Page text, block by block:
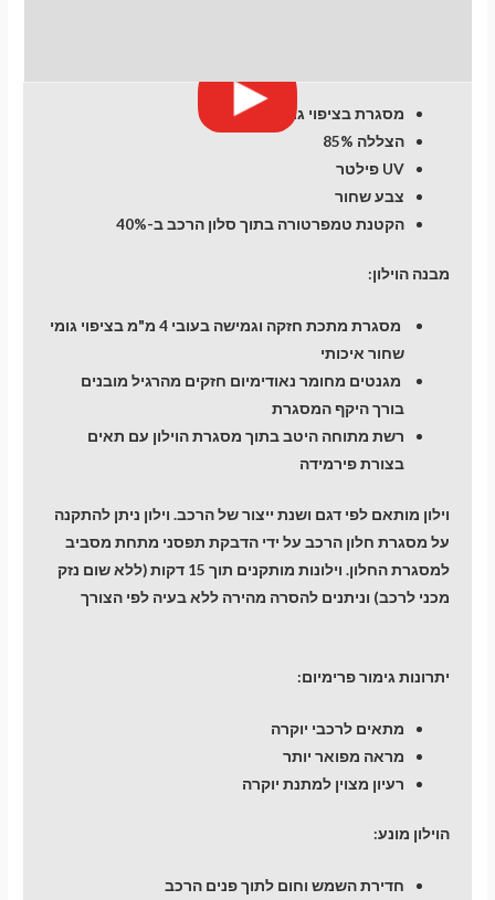
מסגרת בציפוי גומי
הצללה 85%
UV פילטר
צבע שחור
הקטנת טמפרטורה בתוך סלון הרכב ב-40%
מבנה הוילון:
מסגרת מתכת חזקה וגמישה בעובי 4 מ"מ בציפוי גומי
שחור איכותי
מגנטים מחומר נאודימיום חזקים מהרגיל מובנים
בורך היקף המסגרת
רשת מתוחה היטב בתוך מסגרת הוילון עם תאים
בצורת פירמידה
וילון מותאם לפי דגם ושנת ייצור של הרכב. וילון ניתן להתקנה
על מסגרת חלון הרכב על ידי הדבקת תפסני מתחת מסביב
למסגרת החלון. וילונות מותקנים תוך 15 דקות (ללא שום נזק
מכני לרכב) וניתנים להסרה מהירה ללא בעיה לפי הצורך
יתרונות גימור פרימיום:
מתאים לרכבי יוקרה
מראה מפואר יותר
רעיון מצוין למתנת יוקרה
הוילון מונע:
חדירת השמש וחום לתוך פנים הרכב
מעבר לסל הקניות